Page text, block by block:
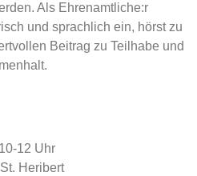
Als Ehrenamtliche:r
und sprachlich ein, hörst zu
Beitrag zu Teilhabe und
12 Uhr
Heribert